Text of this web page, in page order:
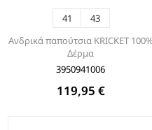
41
43
Ανδρικά παπούτσια KRICKET 100%
Δέρμα
3950941006
119,95 €